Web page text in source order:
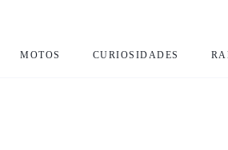
MOTOS CURIOSIDADES